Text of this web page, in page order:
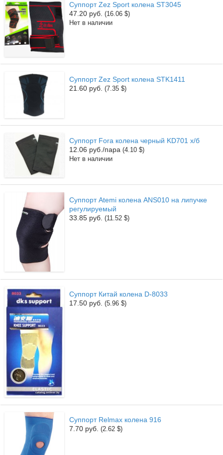
Суппорт Zez Sport колена ST3045
47.20 руб. (16.06 $)
Нет в наличии
Суппорт Zez Sport колена STK1411
21.60 руб. (7.35 $)
Суппорт Fora колена черный KD701 х/б
12.06 руб./пара (4.10 $)
Нет в наличии
Суппорт Atemi колена ANS010 на липучке
регулируемый
33.85 руб. (11.52 $)
Суппорт Китай колена D-8033
17.50 руб. (5.96 $)
Суппорт Relmax колена 916
7.70 руб. (2.62 $)